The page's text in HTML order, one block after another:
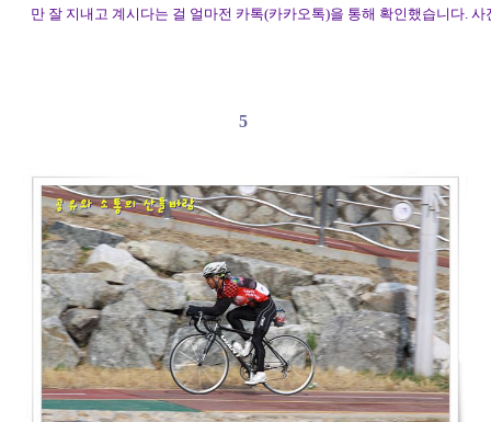
만 잘 지내고 계시다는 걸 얼마전 카톡(카카오톡)을 통해 확인했습니다. 사
5